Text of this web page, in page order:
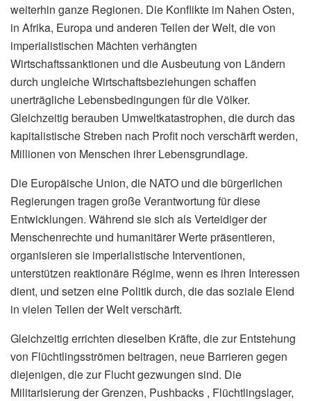
weiterhin ganze Regionen. Die Konflikte im Nahen Osten,
in Afrika, Europa und anderen Teilen der Welt, die von
imperialistischen Mächten verhängten
Wirtschaftssanktionen und die Ausbeutung von Ländern
durch ungleiche Wirtschaftsbeziehungen schaffen
unerträgliche Lebensbedingungen für die Völker.
Gleichzeitig berauben Umweltkatastrophen, die durch das
kapitalistische Streben nach Profit noch verschärft werden,
Millionen von Menschen ihrer Lebensgrundlage.
Die Europäische Union, die NATO und die bürgerlichen
Regierungen tragen große Verantwortung für diese
Entwicklungen. Während sie sich als Verteidiger der
Menschenrechte und humanitärer Werte präsentieren,
organisieren sie imperialistische Interventionen,
unterstützen reaktionäre Régime, wenn es ihren Interessen
dient, und setzen eine Politik durch, die das soziale Elend
in vielen Teilen der Welt verschärft.
Gleichzeitig errichten dieselben Kräfte, die zur Entstehung
von Flüchtlingsströmen beitragen, neue Barrieren gegen
diejenigen, die zur Flucht gezwungen sind. Die
Militarisierung der Grenzen, Pushbacks , Flüchtlingslager,